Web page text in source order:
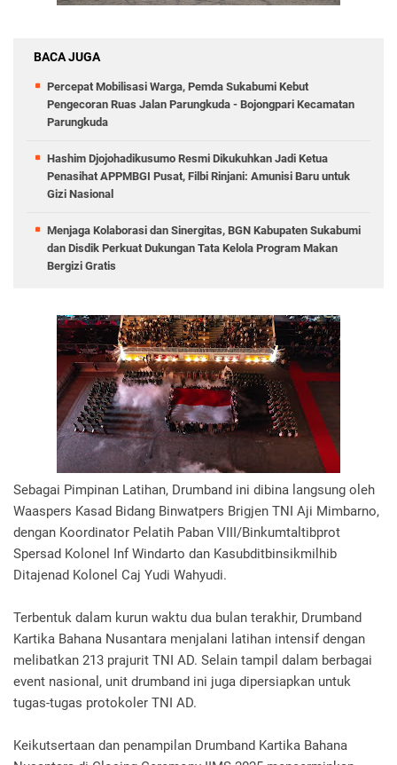
BACA JUGA
Percepat Mobilisasi Warga, Pemda Sukabumi Kebut
Pengecoran Ruas Jalan Parungkuda - Bojongpari Kecamatan
Parungkuda
Hashim Djojohadikusumo Resmi Dikukuhkan Jadi Ketua
Penasihat APPMBGI Pusat, Filbi Rinjani: Amunisi Baru untuk
Gizi Nasional
Menjaga Kolaborasi dan Sinergitas, BGN Kabupaten Sukabumi
dan Disdik Perkuat Dukungan Tata Kelola Program Makan
Bergizi Gratis
Sebagai Pimpinan Latihan, Drumband ini dibina langsung oleh
Waaspers Kasad Bidang Binwatpers Brigjen TNI Aji Mimbarno,
dengan Koordinator Pelatih Paban VIII/Binkumtaltibprot
Spersad Kolonel Inf Windarto dan Kasubditbinsikmilhib
Ditajenad Kolonel Caj Yudi Wahyudi.
Terbentuk dalam kurun waktu dua bulan terakhir, Drumband
Kartika Bahana Nusantara menjalani latihan intensif dengan
melibatkan 213 prajurit TNI AD. Selain tampil dalam berbagai
event nasional, unit drumband ini juga dipersiapkan untuk
tugas-tugas protokoler TNI AD.
Keikutsertaan dan penampilan Drumband Kartika Bahana